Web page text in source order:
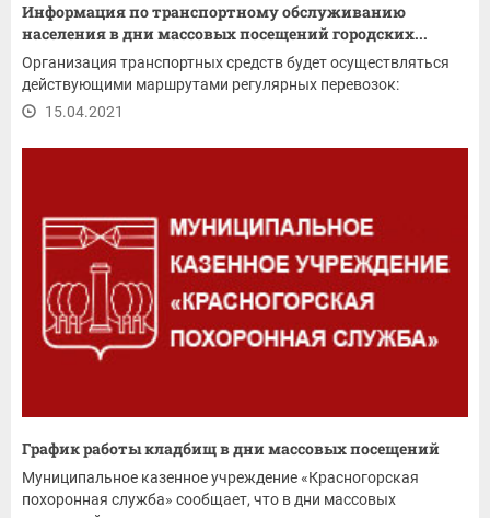
Информация по транспортному обслуживанию
населения в дни массовых посещений городских...
Организация транспортных средств будет осуществляться
действующими маршрутами регулярных перевозок:
15.04.2021
График работы кладбищ в дни массовых посещений
Муниципальное казенное учреждение «Красногорская
похоронная служба» сообщает, что в дни массовых